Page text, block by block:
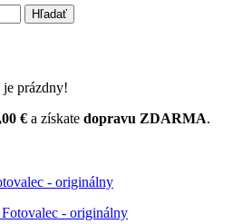
Hľadať
prázdny!
€ a získate dopravu ZDARMA.
- originálny